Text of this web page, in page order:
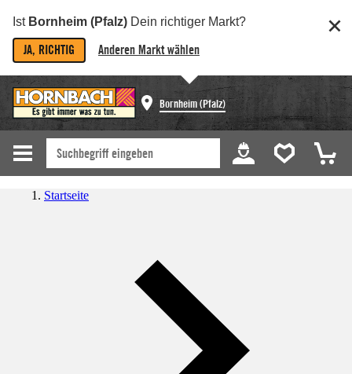
Ist Bornheim (Pfalz) Dein richtiger Markt?
JA, RICHTIG Anderen Markt wählen
Bornheim (Pfalz)
Startseite